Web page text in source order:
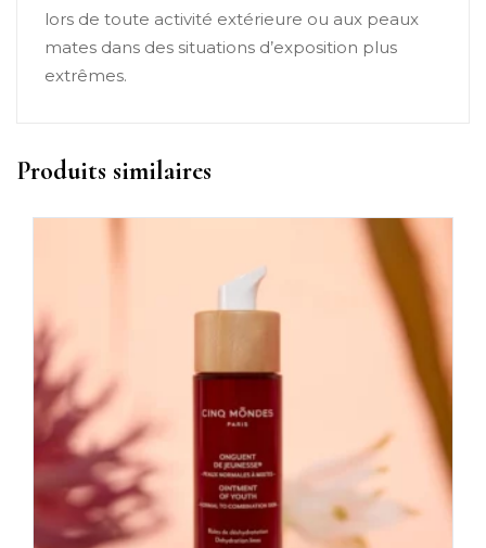
lors de toute activité extérieure ou aux peaux
mates dans des situations d’exposition plus
extrêmes.
Produits similaires